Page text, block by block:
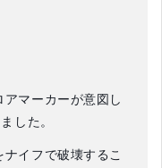
マーカーが意図し
した。
イフで破壊するこ